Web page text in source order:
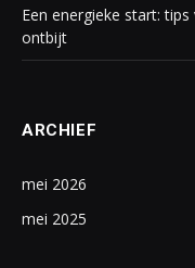
Een energieke start:
ontbijt
ARCHIEF
mei 2026
mei 2025